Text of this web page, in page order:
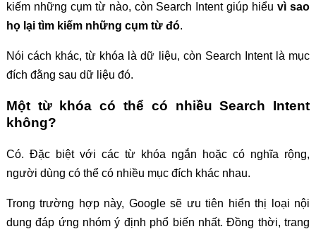
kiếm những cụm từ nào, còn Search Intent giúp hiểuvì sao
họ lại tìm kiếm những cụm từ đó.
Nói cách khác, từ khóa là dữ liệu, còn Search Intent là mục
đích đằng sau dữ liệu đó.
Một từ khóa có thể có nhiều Search Intent
không?
Có. Đặc biệt với các từ khóa ngắn hoặc có nghĩa rộng,
người dùng có thể có nhiều mục đích khác nhau.
Trong trường hợp này, Google sẽ ưu tiên hiển thị loại nội
dung đáp ứng nhóm ý định phổ biến nhất. Đồng thời, trang